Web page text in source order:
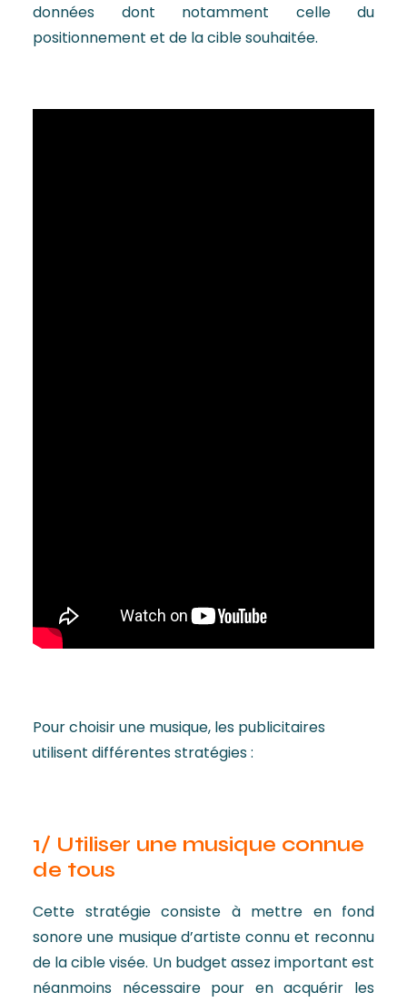
données dont notamment celle du
positionnement et de la cible souhaitée.
Pour choisir une musique, les publicitaires
utilisent différentes stratégies :
1/ Utiliser une musique connue
de tous
Cette stratégie consiste à mettre en fond
sonore une musique d’artiste connu et reconnu
de la cible visée. Un budget assez important est
néanmoins nécessaire pour en acquérir les